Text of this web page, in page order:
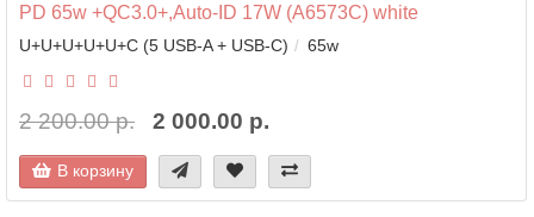
PD 65w +QC3.0+,Auto-ID 17W (A6573C) white
U+U+U+U+U+C (5 USB-A + USB-C) 65w
2 200.00 р. 2 000.00 р.
В корзину